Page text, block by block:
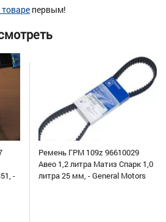
первым!
-
Ремень ГРМ 109z 96610029
Авео 1,2 литра Матиз Спарк 1,0
литра 25 мм, - General Motors